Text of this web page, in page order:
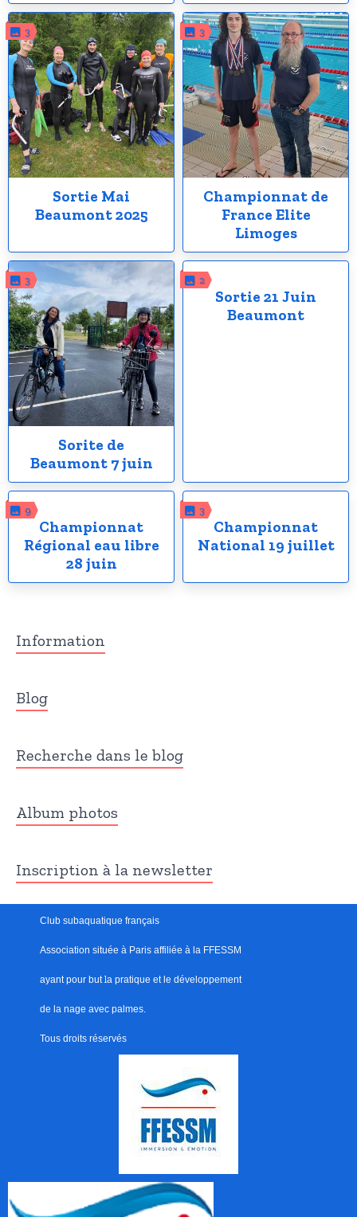
3
Sortie Mai
Beaumont 2025
3
Championnat de
France Elite
Limoges
3
Sorite de
Beaumont 7 juin
2
Sortie 21 Juin
Beaumont
9
Championnat
Régional eau libre
28 juin
3
Championnat
National 19 juillet
Information
Blog
Recherche dans le blog
Album photos
Inscription à la newsletter
Club subaquatique français
Association située à Paris affiliée à la FFESSM
ayant pour but la pratique et le développement
de la nage avec palmes.
Tous droits réservés